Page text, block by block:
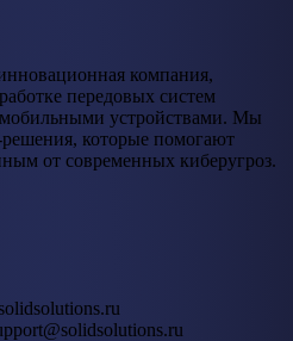
компания,
передовых систем
мобильными устройствами. Мы
которые помогают
от современных киберугроз.